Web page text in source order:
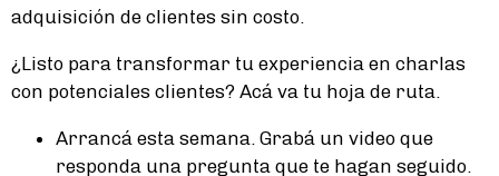
adquisición de clientes sin costo.
¿Listo para transformar tu experiencia en charlas
con potenciales clientes? Acá va tu hoja de ruta.
Arrancá esta semana. Grabá un video que
responda una pregunta que te hagan seguido.